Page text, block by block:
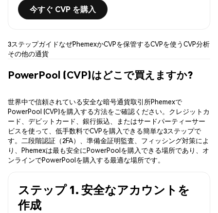
今すぐ CVP を購入
3ステップガイドなぜPhemexかCVPを保管するCVPを使うCVP分析
その他の通貨
PowerPool (CVP)はどこで買えますか?
世界中で信頼されている安全な暗号通貨取引所Phemexで
PowerPool (CVP)を購入する方法をご確認ください。クレジットカ
ード、デビットカード、銀行振込、またはサードパーティーサー
ビスを使って、低手数料でCVPを購入できる簡単な3ステップで
す。二段階認証（2FA）、準備金証明監査、フィッシング対策によ
り、Phemexは最も安全にPowerPoolを購入できる場所であり、オ
ンラインでPowerPoolを購入する最適な場所です。
ステップ 1. 安全なアカウントを
作成